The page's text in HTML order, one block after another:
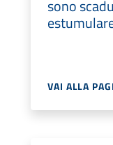
sono
VAI ALLA